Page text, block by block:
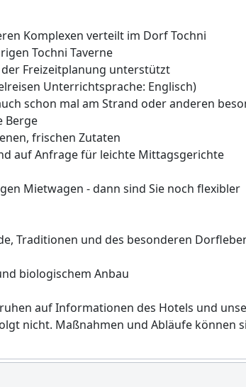
Komplexen verteilt im Dorf Tochni
Tochni Taverne
Freizeitplanung unterstützt
Unterrichtsprache: Englisch)
schon mal am Strand oder anderen
Berge
frischen Zutaten
auf Anfrage für leichte Mittagsgerichte
Mietwagen - dann sind Sie noch flexibler
Traditionen und des besonderen
biologischem Anbau
auf Informationen des Hotels und
nicht. Maßnahmen und Abläufe können